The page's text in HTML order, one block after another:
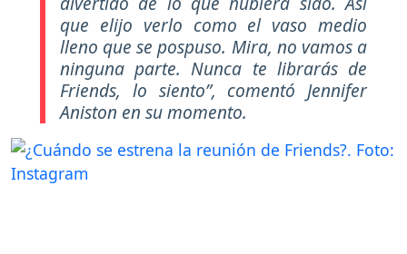
que elijo verlo como el vaso medio
lleno que se pospuso. Mira, no vamos a
ninguna parte. Nunca te librarás de
Friends, lo siento”, comentó Jennifer
Aniston en su momento.